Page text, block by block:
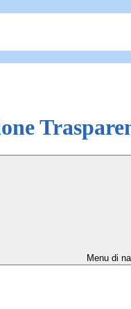
Menu di